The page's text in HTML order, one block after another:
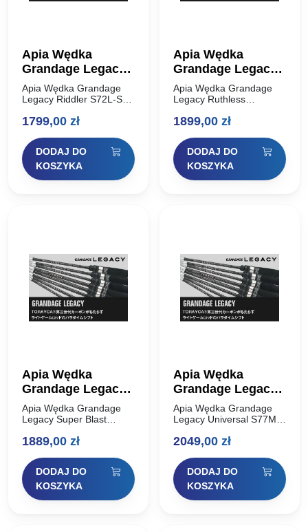
Apia Wędka
Grandage Legacy
Riddler S72L-SS
2,184m 0.3-10g
Apia Wędka Grandage
Legacy Riddler S72L-SS
Apia Grandage Legacy to
Apia, wykonana na całej
długości TORAYCA®
Carbon trzeciej…
1799,00 zł
DODAJ DO
KOSZYKA
Apia Wędka
Grandage Legacy
Ruthless S86MHT
2,591m 2-18g
Apia Wędka Grandage
Legacy Ruthless
Apia Grandage Legacy to
Apia, wykonana na całej
długości TORAYCA®
Carbon trzeciej generacji.
Nie…
1899,00 zł
DODAJ DO
KOSZYKA
Apia Wędka
Grandage Legacy
Super Blast S83M-
HS 2,515m 2-15g
Apia Wędka Grandage
Legacy Super Blast
Solid Tip Apia Grandage
wędki Apia, wykonana na
całej długości
TORAYCA® Carbon…
1889,00 zł
DODAJ DO
KOSZYKA
Apia Wędka
Grandage Legacy
Universal S77MT
2,311m 2-12g
Apia Wędka Grandage
Legacy Universal S77MT
Grandage Legacy to
Apia, wykonana na całej
długości TORAYCA®
Carbon trzeciej generacji.
Nie…
2049,00 zł
DODAJ DO
KOSZYKA